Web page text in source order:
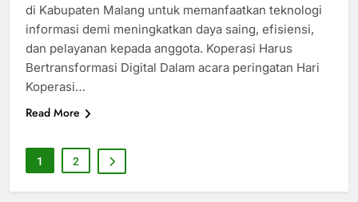
di Kabupaten Malang untuk memanfaatkan teknologi
informasi demi meningkatkan daya saing, efisiensi,
dan pelayanan kepada anggota. Koperasi Harus
Bertransformasi Digital Dalam acara peringatan Hari
Koperasi…
Read More
1 2